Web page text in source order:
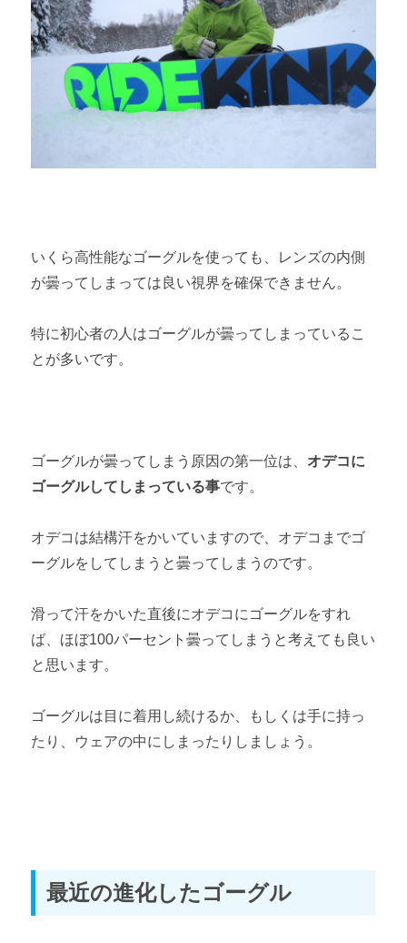
いくら高性能なゴーグルを使っても、レンズの内側
が曇ってしまっては良い視界を確保できません。
特に初心者の人はゴーグルが曇ってしまっているこ
とが多いです。
ゴーグルが曇ってしまう原因の第一位は、 オデコに
ゴーグルしてしまっている事です。
オデコは結構汗をかいていますので、オデコまでゴ
ーグルをしてしまうと曇ってしまうのです。
滑って汗をかいた直後にオデコにゴーグルをすれ
ば、ほぼ100パーセント曇ってしまうと考えても良い
と思います。
ゴーグルは目に着用し続けるか、もしくは手に持っ
たり、ウェアの中にしまったりしましょう。
最近の進化したゴーグル